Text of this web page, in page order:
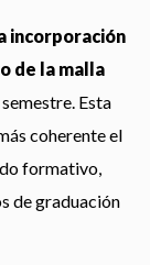
incorporación
de la malla
Esta
coherente el
formativo,
de graduación